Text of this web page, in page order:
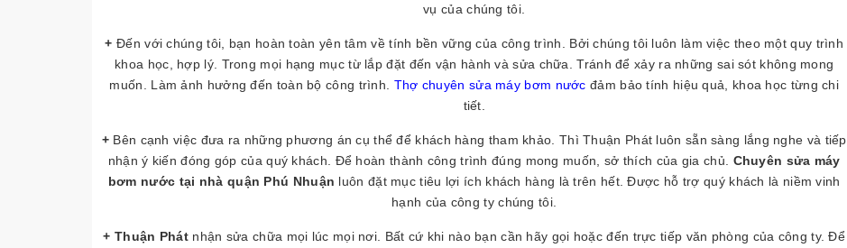
vụ của chúng tôi.
+ Đến với chúng tôi, bạn hoàn toàn yên tâm về tính bền vững của công trình. Bởi chúng tôi luôn làm việc theo một quy trình
khoa học, hợp lý. Trong mọi hạng mục từ lắp đặt đến vận hành và sửa chữa. Tránh để xảy ra những sai sót không mong
muốn. Làm ảnh hưởng đến toàn bộ công trình. Thợ chuyên sửa máy bơm nước đảm bảo tính hiệu quả, khoa học từng chi
tiết.
+ Bên cạnh việc đưa ra những phương án cụ thể để khách hàng tham khảo. Thì Thuận Phát luôn sẵn sàng lắng nghe và tiếp
nhận ý kiến đóng góp của quý khách. Để hoàn thành công trình đúng mong muốn, sở thích của gia chủ. Chuyên sửa máy
bơm nước tại nhà quận Phú Nhuận luôn đặt mục tiêu lợi ích khách hàng là trên hết. Được hỗ trợ quý khách là niềm vinh
hạnh của công ty chúng tôi.
+ Thuận Phát nhận sửa chữa mọi lúc mọi nơi. Bất cứ khi nào bạn cần hãy gọi hoặc đến trực tiếp văn phòng của công ty. Để